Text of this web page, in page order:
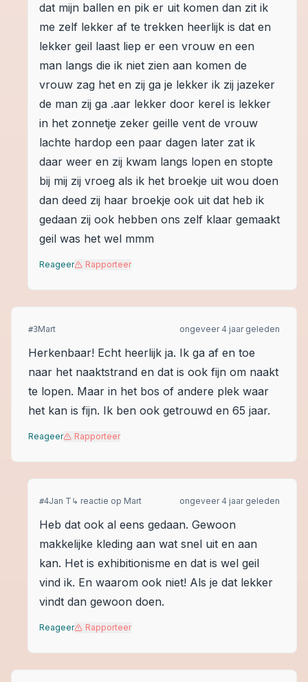
dat mijn ballen en pik er uit komen dan zit ik
me zelf lekker af te trekken heerlijk is dat en
lekker geil laast liep er een vrouw en een
man langs die ik niet zien aan komen de
vrouw zag het en zij ga je lekker ik zij jazeker
de man zij ga .aar lekker door kerel is lekker
in het zonnetje zeker geille vent de vrouw
lachte hardop een paar dagen later zat ik
daar weer en zij kwam langs lopen en stopte
bij mij zij vroeg als ik het broekje uit wou doen
dan deed zij haar broekje ook uit dat heb ik
gedaan zij ook hebben ons zelf klaar gemaakt
geil was het wel mmm
Reageer Rapporteer
#3Mart ongeveer 4 jaar geleden
Herkenbaar! Echt heerlijk ja. Ik ga af en toe
naar het naaktstrand en dat is ook fijn om naakt
te lopen. Maar in het bos of andere plek waar
het kan is fijn. Ik ben ook getrouwd en 65 jaar.
Reageer Rapporteer
#4Jan T ↳ reactie op Mart ongeveer 4 jaar geleden
Heb dat ook al eens gedaan. Gewoon
makkelijke kleding aan wat snel uit en aan
kan. Het is exhibitionisme en dat is wel geil
vind ik. En waarom ook niet! Als je dat lekker
vindt dan gewoon doen.
Reageer Rapporteer